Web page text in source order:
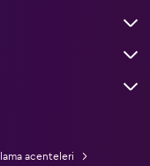
acenteleri